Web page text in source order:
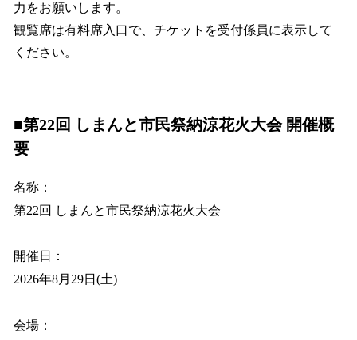
力をお願いします。
観覧席は有料席入口で、チケットを受付係員に表示して
ください。
■第22回 しまんと市民祭納涼花火大会 開催概
要
名称：
第22回 しまんと市民祭納涼花火大会
開催日：
2026年8月29日(土)
会場：